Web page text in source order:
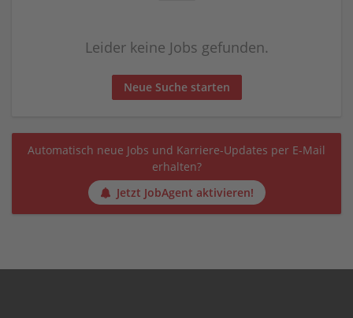
Leider keine Jobs gefunden.
Neue Suche starten
Automatisch neue Jobs und Karriere-Updates per E-Mail
erhalten?
Jetzt JobAgent aktivieren!